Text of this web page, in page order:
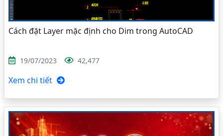
Cách đặt Layer mặc định cho Dim trong AutoCAD
19/07/2023 42,477
Xem chi tiết